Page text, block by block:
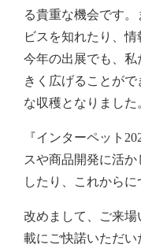
る貴重な機会です
ビスを知れたり、情
今年の出展でも、
きく広げることが
な収穫となりました
『インターペット
スや商品開発に活
したり、これからに
改めまして、ご来
載にご快諾いただい